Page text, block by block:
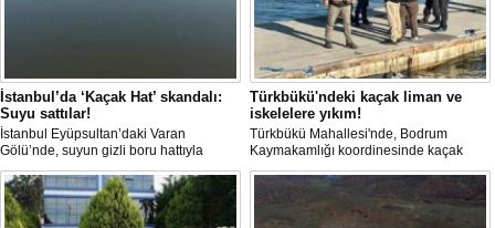
İstanbul’da ‘Kaçak Hat’ skandalı:
Suyu sattılar!
İstanbul Eyüpsultan’daki Varan
Gölü’nde, suyun gizli boru hattıyla
çekilip tankerlere aktarıldığı öne
sürüldü. Hattın izini süren vatandaşlar,
yaklaşık 3 kilometrelik kaçak düzenek
kurulduğunu iddia etti.
Türkbükü'ndeki kaçak liman ve
iskelelere yıkım!
Türkbükü Mahallesi'nde, Bodrum
Kaymakamlığı koordinesinde kaçak
liman ve iskelelere yönelik yıkım
çalışması başlatıldı.